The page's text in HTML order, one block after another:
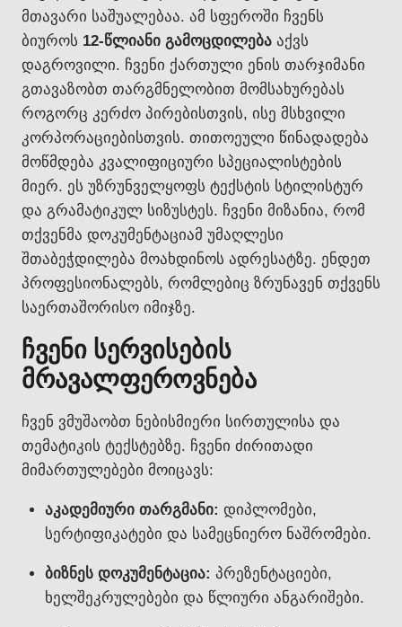
მთავარი საშუალებაა. ამ სფეროში ჩვენს
ბიუროს 12-წლიანი გამოცდილება აქვს
დაგროვილი. ჩვენი ქართული ენის თარჯიმანი
გთავაზობთ თარგმნელობით მომსახურებას
როგორც კერძო პირებისთვის, ისე მსხვილი
კორპორაციებისთვის. თითოეული წინადადება
მოწმდება კვალიფიციური სპეციალისტების
მიერ. ეს უზრუნველყოფს ტექსტის სტილისტურ
და გრამატიკულ სიზუსტეს. ჩვენი მიზანია, რომ
თქვენმა დოკუმენტაციამ უმაღლესი
შთაბეჭდილება მოახდინოს ადრესატზე. ენდეთ
პროფესიონალებს, რომლებიც ზრუნავენ თქვენს
საერთაშორისო იმიჯზე.
ჩვენი სერვისების
მრავალფეროვნება
ჩვენ ვმუშაობთ ნებისმიერი სირთულისა და
თემატიკის ტექსტებზე. ჩვენი ძირითადი
მიმართულებები მოიცავს:
აკადემიური თარგმანი: დიპლომები,
სერტიფიკატები და სამეცნიერო ნაშრომები.
ბიზნეს დოკუმენტაცია: პრეზენტაციები,
ხელშეკრულებები და წლიური ანგარიშები.